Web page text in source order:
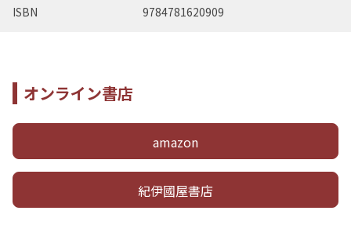
ISBN
9784781620909
オンライン書店
amazon
紀伊國屋書店